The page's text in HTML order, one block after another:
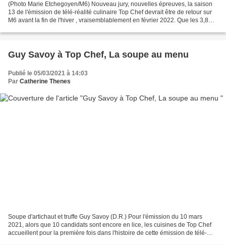
(Photo Marie Etchegoyen/M6) Nouveau jury, nouvelles épreuves, la saison
13 de l'émission de télé-réalité culinaire Top Chef devrait être de retour sur
M6 avant la fin de l'hiver , vraisemblablement en février 2022. Que les 3,8
Guy Savoy à Top Chef, La soupe au menu
Publié le 05/03/2021 à 14:03
Par Catherine Thenes
Soupe d'artichaut et truffe Guy Savoy (D.R.) Pour l'émission du 10 mars
2021, alors que 10 candidats sont encore en lice, les cuisines de Top Chef
accueillent pour la première fois dans l'histoire de cette émission de télé-